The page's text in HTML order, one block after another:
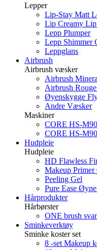
Lepper
Lip-Stay Matt
Lip Creamy
Lepp Plumper
Lepp Shimmer
Leppglans
Airbrush
Airbrush væsker
Airbrush
Airbrush
Øyenskygge
Andre Væsker
Maskiner
CORE HS-
CORE HS-
Hudpleie
Hudpleie
HD Flawless
Makeup
Peeling Gel
Pure Ease
Hårprodukter
Hårbørster
ONE brush
Sminkeverktøy
Sminke koster set
8 -set Makeup